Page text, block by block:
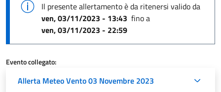
Il presente allertamento è da ritenersi validoda
ven, 03/11/2023 - 13:43 fino a
ven, 03/11/2023 - 22:59
Evento collegato:
Allerta Meteo Vento 03 Novembre 2023